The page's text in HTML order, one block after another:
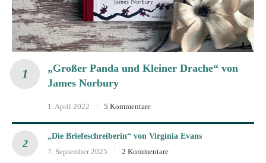
„Großer Panda und Kleiner Drache“ von
James Norbury
1. April 2022 5 Kommentare
„Die Briefeschreiberin“ von Virginia Evans
7. September 2025
2 Kommentare